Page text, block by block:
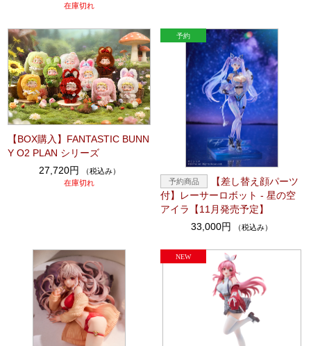
在庫切れ
【BOX購入】FANTASTIC BUNN
Y O2 PLAN シリーズ
27,720円
（税込み）
在庫切れ
【差し替え顔パーツ
付】レーサーロボット - 星の空
アイラ【11月発売予定】
33,000円
（税込み）